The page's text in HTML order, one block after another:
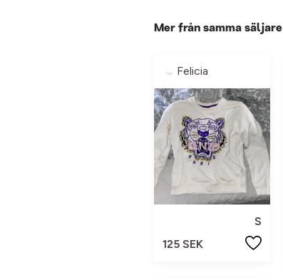
Mer från samma säljare
Felicia
S
125 SEK